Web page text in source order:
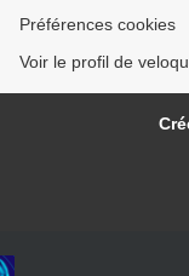
Préférences cookies
Voir le profil de